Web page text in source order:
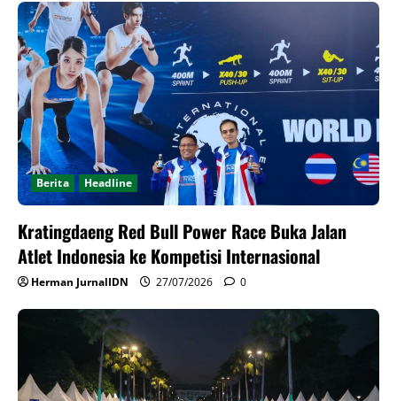
Berita Headline
Kratingdaeng Red Bull Power Race Buka Jalan
Atlet Indonesia ke Kompetisi Internasional
Herman JurnalIDN 27/07/2026 0